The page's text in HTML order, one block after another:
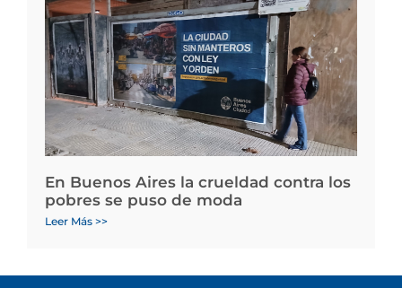
En Buenos Aires la crueldad contra los
pobres se puso de moda
Leer Más >>